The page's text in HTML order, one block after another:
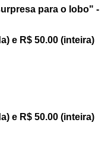
para o lobo" -
e R$ 50.00 (inteira)
e R$ 50.00 (inteira)